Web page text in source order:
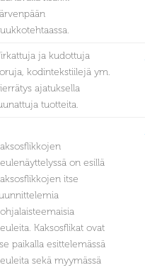
ja kudottuja
kodintekstiilejä ym.
ajatuksella
tuotteita.
on esillä
itse
Kaksosflikat ovat
paikalla esittelemässä
sekä myymässä